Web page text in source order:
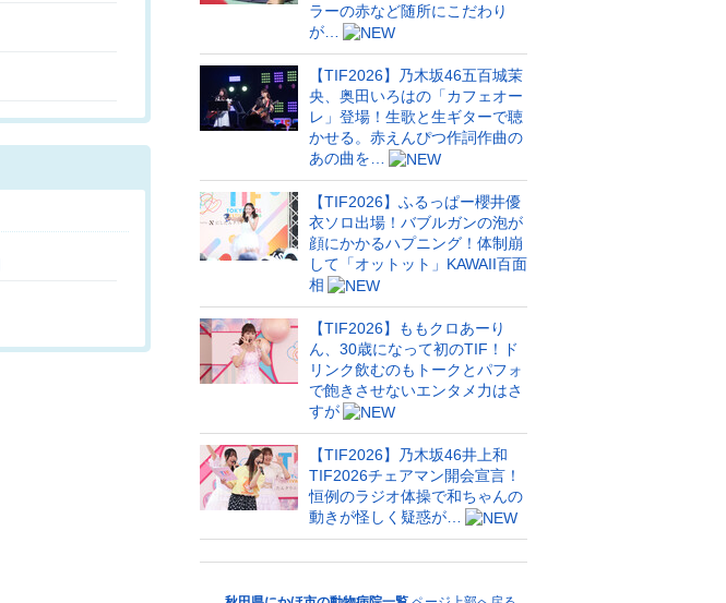
ラーの赤など随所にこだわり
が…
【TIF2026】乃木坂46五百城茉
央、奥田いろはの「カフェオー
レ」登場！生歌と生ギターで聴
かせる。赤えんぴつ作詞作曲の
あの曲を…
【TIF2026】ふるっぱー櫻井優
衣ソロ出場！バブルガンの泡が
顔にかかるハプニング！体制崩
して「オットット」KAWAII百面
相
【TIF2026】ももクロあーり
ん、30歳になって初のTIF！ド
リンク飲むのもトークとパフォ
で飽きさせないエンタメ力はさ
すが
【TIF2026】乃木坂46井上和
TIF2026チェアマン開会宣言！
恒例のラジオ体操で和ちゃんの
動きが怪しく疑惑が…